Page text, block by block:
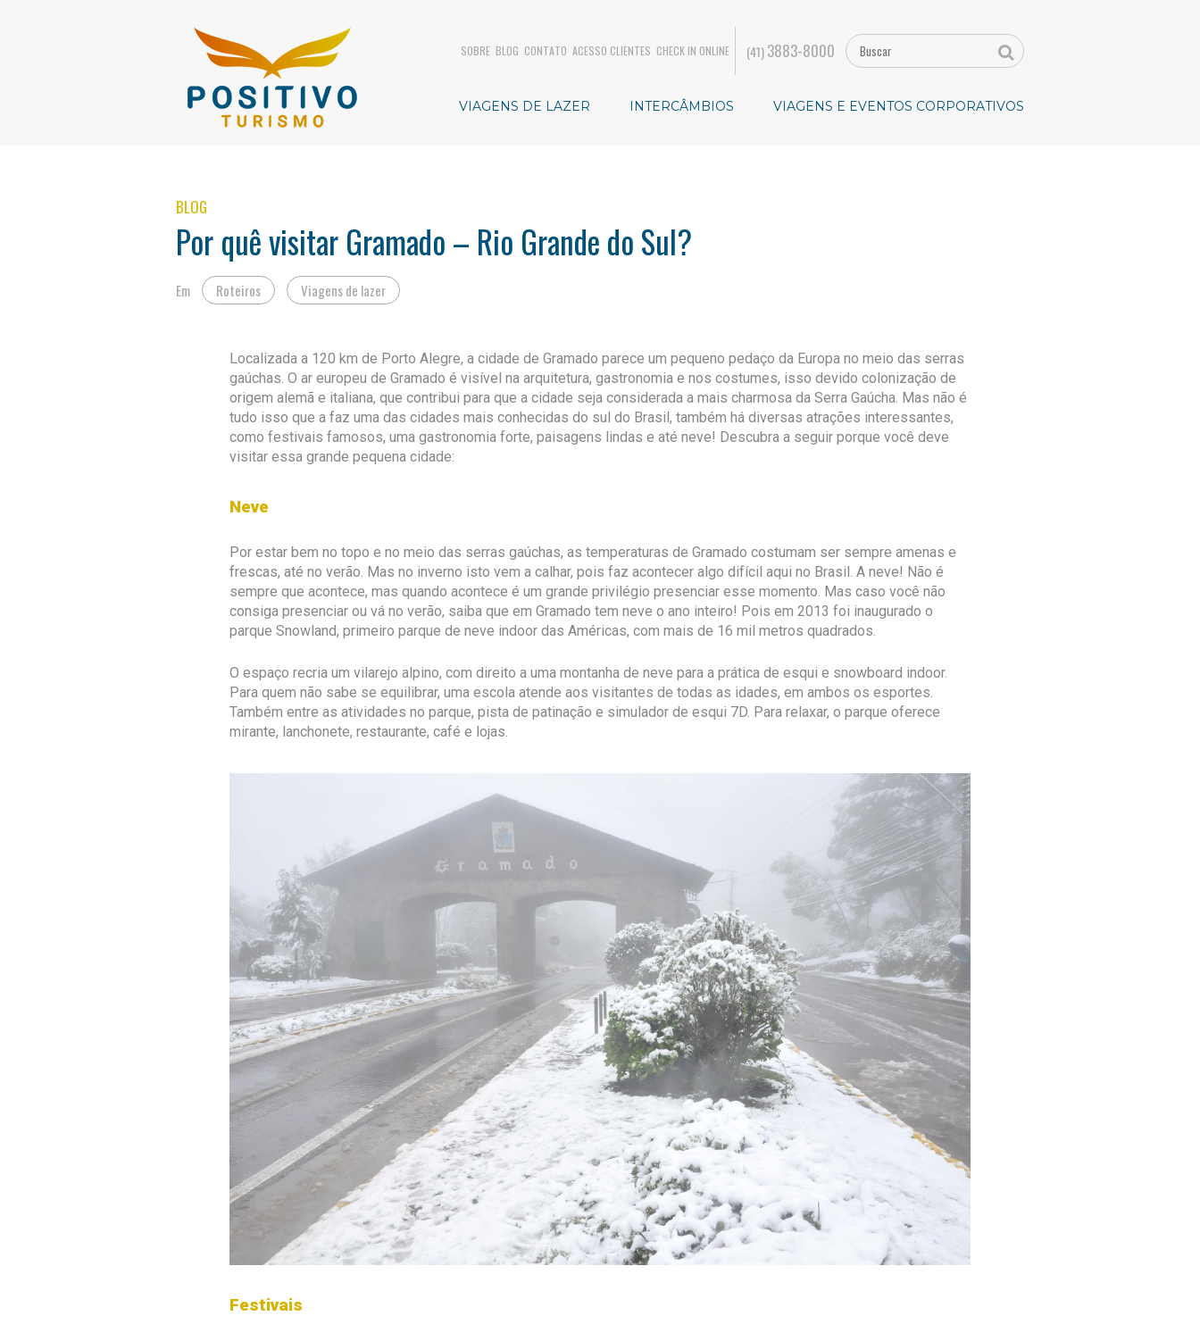
SOBRE BLOG CONTATO ACESSO CLIENTES CHECK IN ONLINE (41)3883-8000
VIAGENS DE LAZER INTERCÂMBIOS VIAGENS E EVENTOS CORPORATIVOS
BLOG
Por quê visitar Gramado – Rio Grande do Sul?
Em Roteiros Viagens de lazer
Localizada a 120 km de Porto Alegre, a cidade de Gramado parece um pequeno pedaço da Europa no meio das serras
gaúchas. O ar europeu de Gramado é visível na arquitetura, gastronomia e nos costumes, isso devido colonização de
origem alemã e italiana, que contribui para que a cidade seja considerada a mais charmosa da Serra Gaúcha. Mas não é
tudo isso que a faz uma das cidades mais conhecidas do sul do Brasil, também há diversas atrações interessantes,
como festivais famosos, uma gastronomia forte, paisagens lindas e até neve! Descubra a seguir porque você deve
visitar essa grande pequena cidade:
Neve
Por estar bem no topo e no meio das serras gaúchas, as temperaturas de Gramado costumam ser sempre amenas e
frescas, até no verão. Mas no inverno isto vem a calhar, pois faz acontecer algo difícil aqui no Brasil. A neve! Não é
sempre que acontece, mas quando acontece é um grande privilégio presenciar esse momento. Mas caso você não
consiga presenciar ou vá no verão, saiba que em Gramado tem neve o ano inteiro! Pois em 2013 foi inaugurado o
parque Snowland, primeiro parque de neve indoor das Américas, com mais de 16 mil metros quadrados.
O espaço recria um vilarejo alpino, com direito a uma montanha de neve para a prática de esqui e snowboard indoor.
Para quem não sabe se equilibrar, uma escola atende aos visitantes de todas as idades, em ambos os esportes.
Também entre as atividades no parque, pista de patinação e simulador de esqui 7D. Para relaxar, o parque oferece
mirante, lanchonete, restaurante, café e lojas.
Festivais